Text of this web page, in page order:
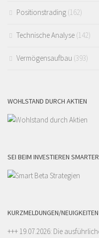
Positionstrading (162)
Technische Analyse (142)
Vermögensaufbau (393)
WOHLSTAND DURCH AKTIEN
SEI BEIM INVESTIEREN
KURZMELDUNGEN/NEUIGKEITEN
+++ 19.07.2026: Die